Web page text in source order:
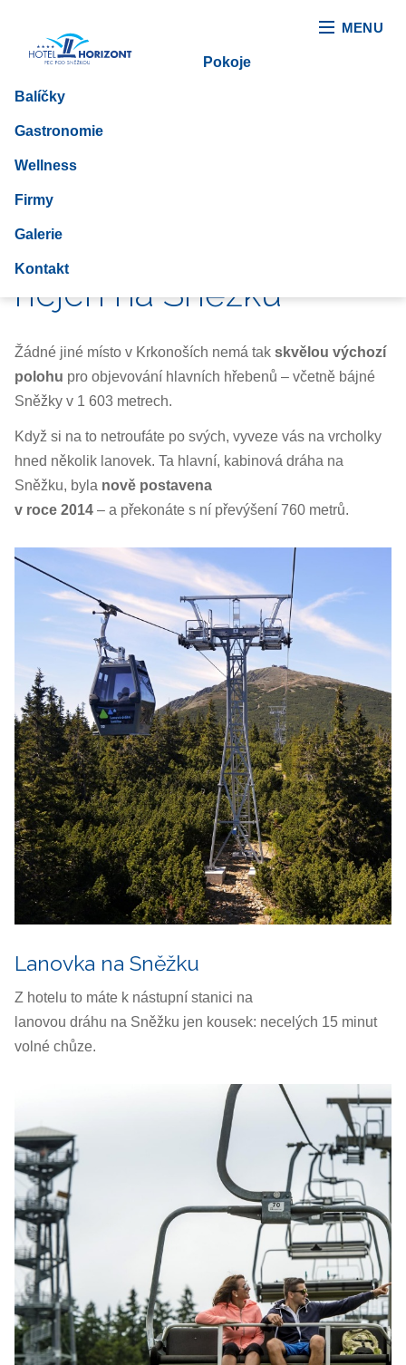
MENU
Pokoje
Balíčky
Gastronomie
Wellness
Firmy
Galerie
Kontakt
Z Pece vedou lanovky
nejen na Sněžku
Žádné jiné místo v Krkonoších nemá tak skvělou výchozí
polohu pro objevování hlavních hřebenů – včetně bájné
Sněžky v 1 603 metrech.
Když si na to netroufáte po svých, vyveze vás na vrcholky
hned několik lanovek. Ta hlavní, kabinová dráha na
Sněžku, byla nově postavena
v roce 2014 – a překonáte s ní převýšení 760 metrů.
Lanovka na Sněžku
Z hotelu to máte k nástupní stanici na
lanovou dráhu na Sněžku jen kousek: necelých 15 minut
volné chůze.